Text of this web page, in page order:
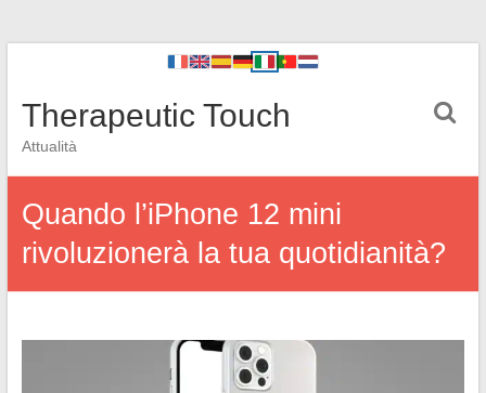
Therapeutic Touch
Attualità
Quando l’iPhone 12 mini
rivoluzionerà la tua quotidianità?